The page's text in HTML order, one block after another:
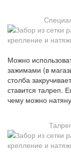
Можно
зажимами (в
столба
ставится талреп.
чему можно